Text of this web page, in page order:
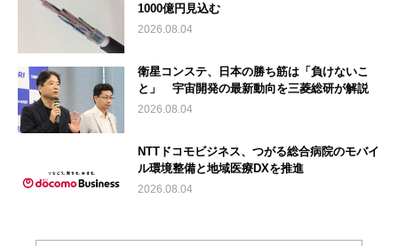
1000億円見込む
2026.08.04
衛星コンステ、日本の勝ち筋は「負けないこ
と」 宇宙開発の最新動向を三菱総研が解説
2026.08.04
NTTドコモビジネス、つがる総合病院のモバイ
ル環境整備と地域医療DXを推進
2026.08.04